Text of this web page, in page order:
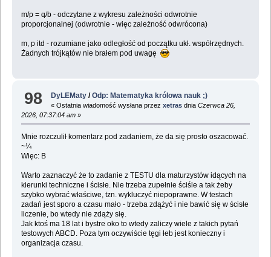
m/p = q/b - odczytane z wykresu zależności odwrotnie
proporcjonalnej (odwrotnie - więc zależność odwrócona)
m, p itd - rozumiane jako odległość od początku ukł. współrzędnych.
Żadnych trójkątów nie brałem pod uwagę
98 DyLEMaty /Odp: Matematyka królowa nauk ;)
« Ostatnia wiadomość wysłana przezxetras dnia Czerwca 26,
2026, 07:37:04 am»
Mnie rozczulił komentarz pod zadaniem, że da się prosto oszacować.
~¼
Więc: B
Warto zaznaczyć że to zadanie z TESTU dla maturzystów idących na
kierunki techniczne i ścisłe. Nie trzeba zupełnie ściśle a tak żeby
szybko wybrać właściwe, tzn. wykluczyć niepoprawne. W testach
zadań jest sporo a czasu mało - trzeba zdążyć i nie bawić się w ścisłe
liczenie, bo wtedy nie zdąży się.
Jak ktoś ma 18 lat i bystre oko to wtedy zaliczy wiele z takich pytań
testowych ABCD. Poza tym oczywiście tęgi łeb jest konieczny i
organizacja czasu.